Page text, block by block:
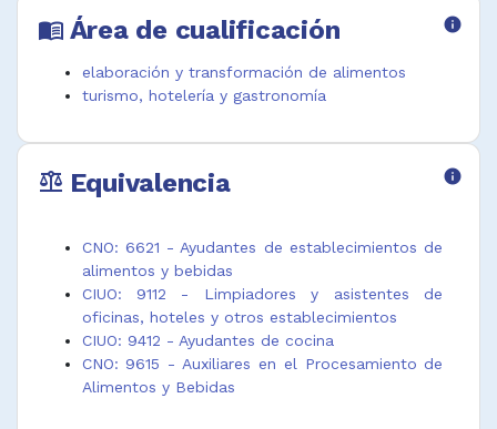
menu_book Área de cualificación info
elaboración y transformación de alimentos
turismo, hotelería y gastronomía
balance Equivalencia info
CNO: 6621 - Ayudantes de establecimientos de
alimentos y bebidas
CIUO: 9112 - Limpiadores y asistentes de
oficinas, hoteles y otros establecimientos
CIUO: 9412 - Ayudantes de cocina
CNO: 9615 - Auxiliares en el Procesamiento de
Alimentos y Bebidas